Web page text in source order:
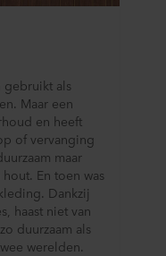
als
Maar een
en heeft
of vervanging
maar
En toen was
Dankzij
haast niet van
duurzaam als
werelden.